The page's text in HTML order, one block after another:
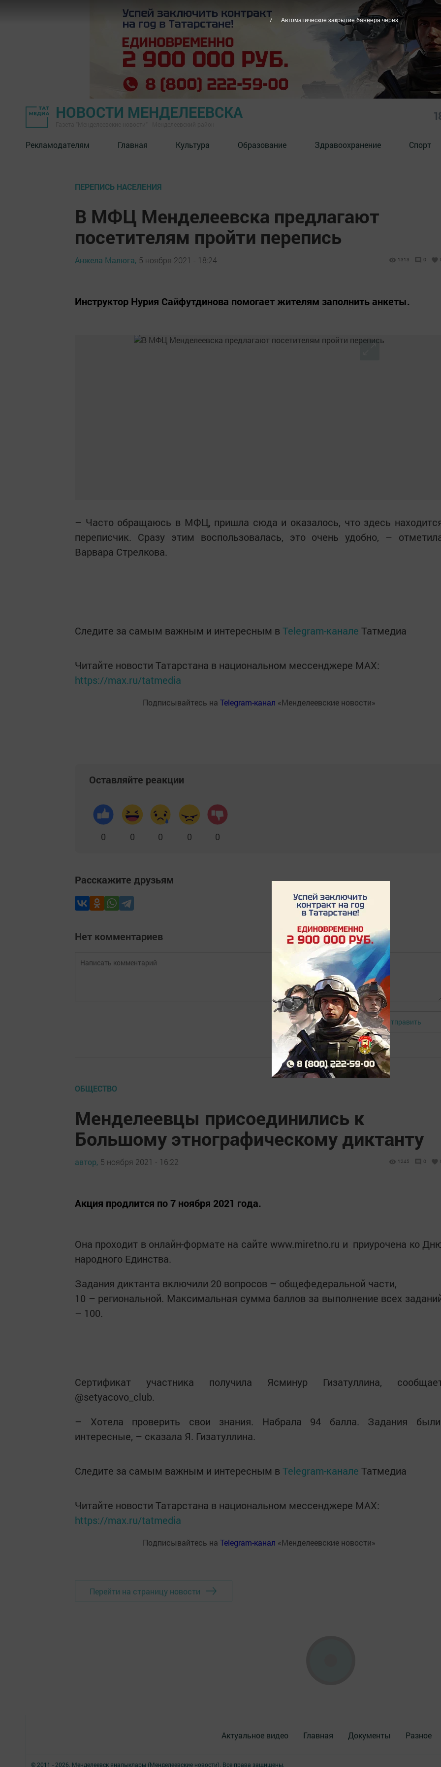
НОВОСТИ МЕНДЕЛЕЕВСКА
Рекламодателям Главная Культура Образование Здравоохранение Спорт
ПЕРЕПИСЬ НАСЕЛЕНИЯ
В МФЦ Менделеевска предлагают
посетителям пройти перепись
Анжела Малюга, 5 ноября 2021 - 18:24 1313 0
Инструктор Нурия Сайфутдинова помогает жителям заполнить анкеты.
– Часто обращаюсь в МФЦ, пришла сюда и оказалось, что здесь
переписчик. Сразу этим воспользовалась, это очень удобно, –
Варвара Стрелкова.
Следите за самым важным и интересным в Telegram-канале Татмедиа
Читайте новости Татарстана в национальном мессенджере MАХ:
https://max.ru/tatmedia
Подписывайтесь на Telegram-канал «Менделеевские новости»
Оставляйте реакции
0 0 0 0 0
Расскажите друзьям
Нет комментариев
Авторизоваться Отправить
ОБЩЕСТВО
Менделеевцы присоединились к
Большому этнографическому диктанту
автор, 5 ноября 2021 - 16:22 1245 0
Акция продлится по 7 ноября 2021 года.
Она проходит в онлайн-формате на сайте www.miretno.ru и приурочена ко
народного Единства.
Задания диктанта включили 20 вопросов – общефедеральной части,
10 – региональной. Максимальная сумма баллов за выполнение всех
– 100.
Сертификат участника получила Ясминур Гизатуллина,
@setyacovo_club.
– Хотела проверить свои знания. Набрала 94 балла. Задания
интересные, – сказала Я. Гизатуллина.
Следите за самым важным и интересным в Telegram-канале Татмедиа
Читайте новости Татарстана в национальном мессенджере MАХ:
https://max.ru/tatmedia
Подписывайтесь на Telegram-канал «Менделеевские новости»
Перейти на страницу новости
Актуальное видео Главная Документы Разное
© 2011 - 2026. Менделеевск яӊалыклары (Менделеевские новости). Все права защищены.
6 Автоматическое закрытие баннера через